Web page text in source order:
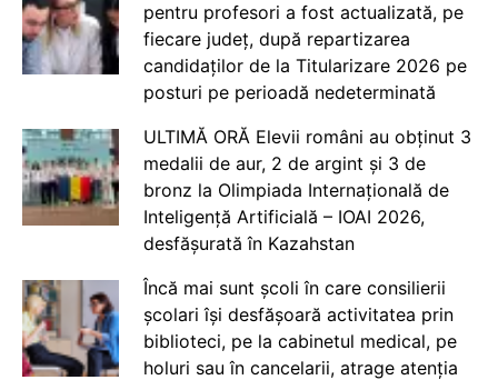
pentru profesori a fost actualizată, pe
fiecare județ, după repartizarea
candidaților de la Titularizare 2026 pe
posturi pe perioadă nedeterminată
ULTIMĂ ORĂ Elevii români au obținut 3
medalii de aur, 2 de argint și 3 de
bronz la Olimpiada Internațională de
Inteligență Artificială – IOAI 2026,
desfășurată în Kazahstan
Încă mai sunt școli în care consilierii
școlari își desfășoară activitatea prin
biblioteci, pe la cabinetul medical, pe
holuri sau în cancelarii, atrage atenția